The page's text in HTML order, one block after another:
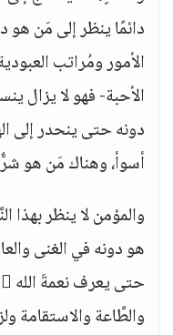
دائمًا ينظر إلى مَن هو
الأمور ومُراتب
الأحبة- فهو لا يزال
دونه حتى ينحدر إلى
أسوأ، وهناك مَن هو
والمؤمن لا ينظر بهذا
هو دونه في الغنى
والطَّاعة والاستقامة